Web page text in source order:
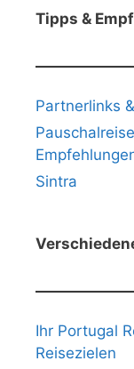
Tipps &
Partnerlinks
Sintra
Ihr Portugal
Reisezielen